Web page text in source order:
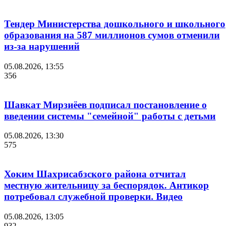
Тендер Министерства дошкольного и школьного
образования на 587 миллионов сумов отменили
из-за нарушений
05.08.2026, 13:55
356
Шавкат Мирзиёев подписал постановление о
введении системы "семейной" работы с детьми
05.08.2026, 13:30
575
Хоким Шахрисабзского района отчитал
местную жительницу за беспорядок. Антикор
потребовал служебной проверки. Видео
05.08.2026, 13:05